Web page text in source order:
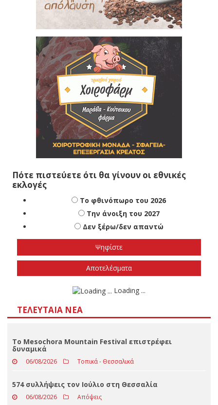
Πότε πιστεύετε ότι θα γίνουν οι εθνικές
εκλογές
Το φθινόπωρο του 2026
Την άνοιξη του 2027
Δεν ξέρω/δεν απαντώ
ΤΕΛΕΥΤΑΊΑ ΝΈΑ
Το Mesochora Mountain Festival επιστρέφει
δυναμικά